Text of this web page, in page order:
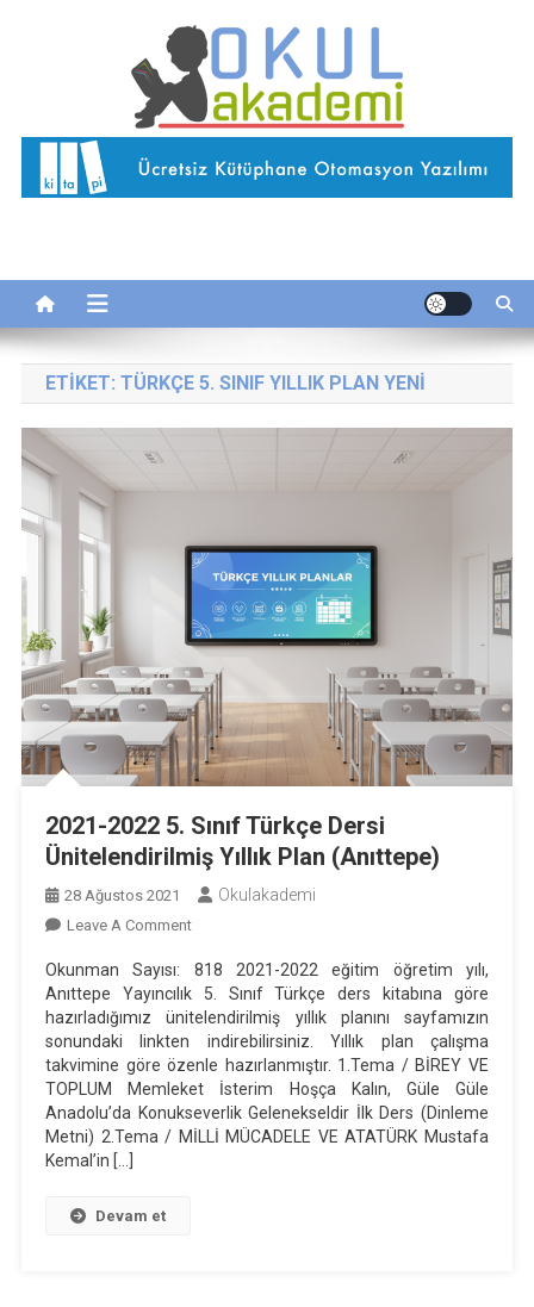
Okul Akademi
İnternetteki Okulunuz…
ETIKET: TÜRKÇE 5. SINIF YILLIK PLAN YENI
2021-2022 5. Sınıf Türkçe Dersi
Ünitelendirilmiş Yıllık Plan (Anıttepe)
28 Ağustos 2021 Okulakademi
Leave A CommentOn
2022
5.
Sınıf
Türkçe
Dersi
Ünitelendirilmiş
Yıllık
Okunman Sayısı: 818 2021-2022 eğitim öğretim yılı,
Anıttepe Yayıncılık 5. Sınıf Türkçe ders kitabına göre
hazırladığımız ünitelendirilmiş yıllık planını sayfamızın
sonundaki linkten indirebilirsiniz. Yıllık plan çalışma
takvimine göre özenle hazırlanmıştır. 1.Tema / BİREY VE
TOPLUM Memleket İsterim Hoşça Kalın, Güle Güle
Anadolu’da Konukseverlik Gelenekseldir İlk Ders (Dinleme
Metni) 2.Tema / MİLLİ MÜCADELE VE ATATÜRK Mustafa
Kemal’in […]
Devam et